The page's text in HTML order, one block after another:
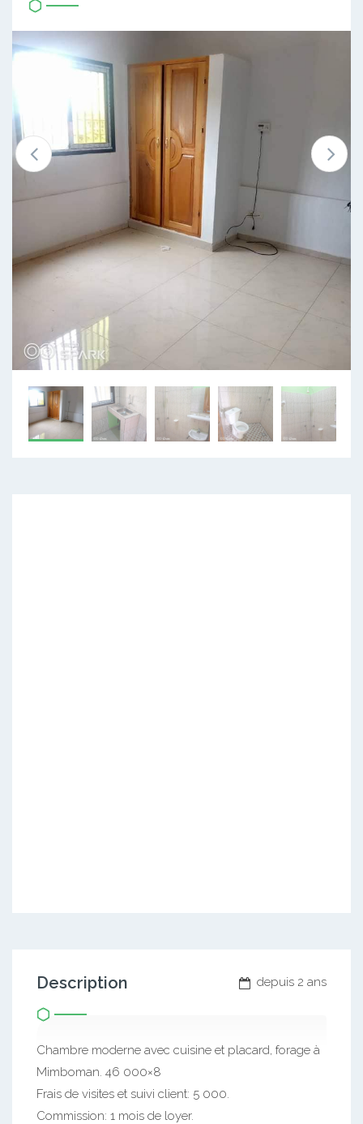
depuis 2 ans
Description
Chambre moderne avec cuisine et placard, forage à
Mimboman. 46 000×8
Frais de visites et suivi client: 5 000.
Commission: 1 mois de loyer.